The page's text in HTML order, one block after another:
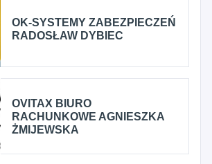
OK-SYSTEMY ZABEZPIECZEŃ
RADOSŁAW DYBIEC
OVITAX BIURO
RACHUNKOWE AGNIESZKA
ŻMIJEWSKA